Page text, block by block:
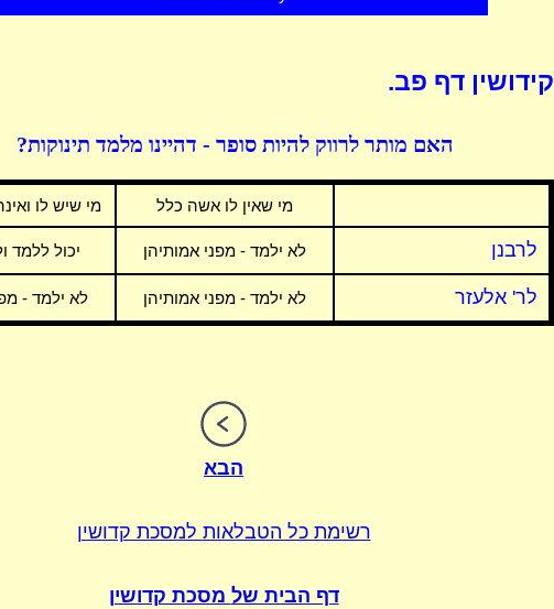
קידושין דף פב.
האם מותר לרווק להיות סופר - דהיינו מלמד תינוקות?
מי שאין לו אשה כלל מי שיש לו
לרבנן לא ילמד - מפני אמותיהן יכול ללמד
לר' אלעזר לא ילמד - מפני אמותיהן לא ילמד -
הבא
רשימת כל הטבלאות למסכת קדושין
דף הבית של מסכת קדושין